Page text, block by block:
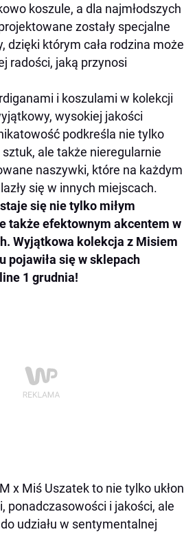
koszule, a dla najmłodszych
zostały specjalne
dzięki którym cała rodzina może
radości, jaką przynosi
i koszulami w kolekcji
wysokiej jakości
podkreśla nie tylko
ale także nieregularnie
naszywki, które na każdym
się w innych miejscach.
się nie tylko miłym
także efektownym akcentem w
Wyjątkowa kolekcja z Misiem
pojawiła się w sklepach
1 grudnia!
x Miś Uszatek to nie tylko ukłon
ponadczasowości i jakości, ale
udziału w sentymentalnej